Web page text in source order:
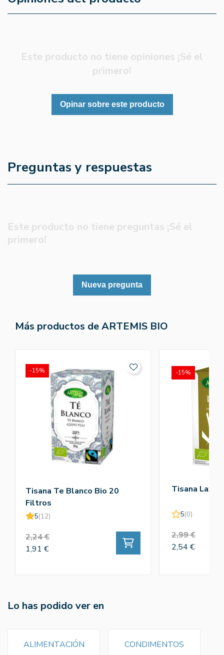
Este producto no tiene opiniones ¡Sé el
primero!
Opinar sobre este producto
Preguntas y respuestas
Este producto no tiene preguntas ¡Sé el
primero!
Nueva pregunta
Más productos de ARTEMIS BIO
Tisana Te Blanco Bio 20
Filtros
5(12)
2,24 €
1,91 €
-15%
Tisana Laxa
5(0)
2,99 €
2,54 €
-15%
Lo has podido ver en
ALIMENTACIÓN CONDIMENTOS